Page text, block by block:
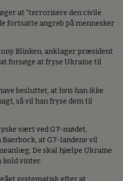
at "terrorisere den civile
fortsatte angreb på mennesker
Blinken, anklager præsident
forsøge at fryse Ukraine til
besluttet, at hvis han ikke
så vil han fryse dem til
vært ved G7-mødet,
at G7-landene vil
De skal hjælpe Ukraine
kold vinter.
systematisk efter at